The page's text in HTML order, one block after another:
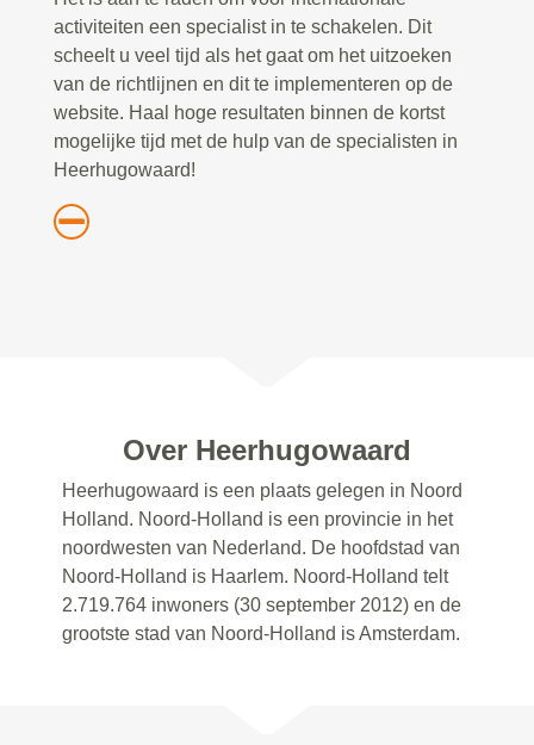
activiteiten een specialist in te schakelen. Dit
scheelt u veel tijd als het gaat om het uitzoeken
van de richtlijnen en dit te implementeren op de
website. Haal hoge resultaten binnen de kortst
mogelijke tijd met de hulp van de specialisten in
Heerhugowaard!
Over Heerhugowaard
Heerhugowaard is een plaats gelegen in Noord
Holland. Noord-Holland is een provincie in het
noordwesten van Nederland. De hoofdstad van
Noord-Holland is Haarlem. Noord-Holland telt
2.719.764 inwoners (30 september 2012) en de
grootste stad van Noord-Holland is Amsterdam.